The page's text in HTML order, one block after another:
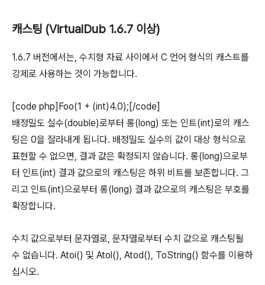
캐스팅 (VirtualDub 1.6.7 이상)
1.6.7 버전에서는, 수치형 자료 사이에서 C 언어 형식의 캐스트를
강제로 사용하는 것이 가능합니다.
[code php]Foo(1 + (int)4.0);[/code]
배정밀도 실수(double)로부터 롱(long) 또는 인트(int)로의 캐스
팅은 0을 잘라내게 됩니다. 배정밀도 실수의 값이 대상 형식으로
표현할 수 없으면, 결과 값은 확정되지 않습니다. 롱(long)으로부
터 인트(int) 결과 값으로의 캐스팅은 하위 비트를 보존합니다. 그
리고 인트(int)으로부터 롱(long) 결과 값으로의 캐스팅은 부호를
확장합니다.
수치 값으로부터 문자열로, 문자열로부터 수치 값으로 캐스팅될
수 없습니다. Atoi() 및 Atol(), Atod(), ToString() 함수를 이용하
십시오.